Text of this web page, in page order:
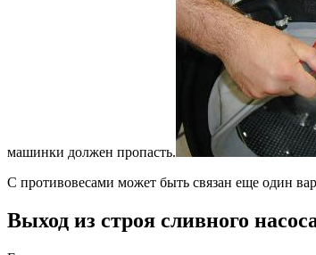
машинки должен пропасть.
С противовесами может быть связан еще один
Выход из строя сливного